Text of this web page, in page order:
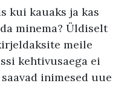
kui kauaks ja kas
minema? Üldiselt
meile
kehtivusaega ei
inimesed uue